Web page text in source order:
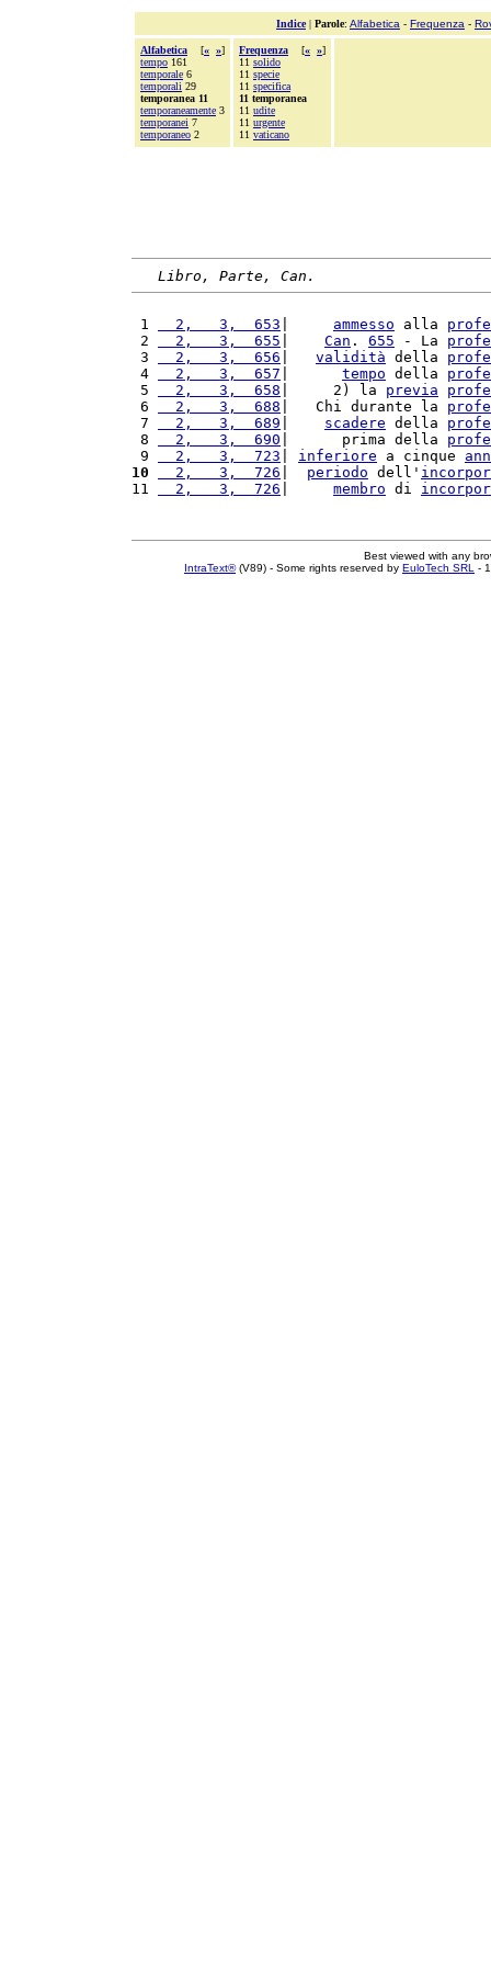
Indice| Parole: Alfabetica - Frequenza -
Alfabetica [« »]
tempo 161
temporale 6
temporali 29
temporanea 11
temporaneamente 3
temporanei 7
temporaneo 2
Frequenza [« »]
11 solido
11 specie
11 specifica
11 temporanea
11 udite
11 urgente
11 vaticano
Libro, Parte, Can.
1
  2,   3,  653
ammesso alla
2
  2,   3,  655
Can . 655 - La
3
  2,   3,  656
validità della
4
  2,   3,  657
tempo della
5
  2,   3,  658
|     2) la previa
6
  2,   3,  688
|   Chi durante la
7
  2,   3,  689
scadere della
8
  2,   3,  690
|      prima della
9
  2,   3,  723
inferiore a cinque
10
  2,   3,  726
periodo dell'
11
  2,   3,  726
membro di
Best viewed with any
IntraText®(V89) - Some rights reserved by EuloTech SRL -